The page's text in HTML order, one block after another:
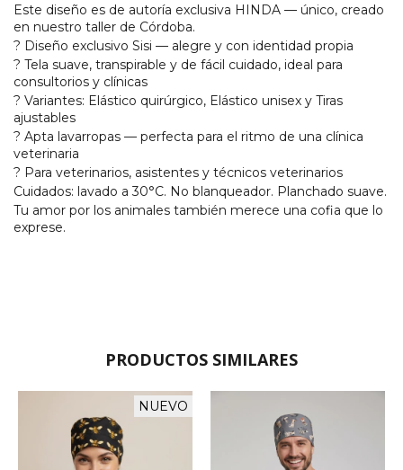
Este diseño es de autoría exclusiva HINDA — único, creado
en nuestro taller de Córdoba.
? Diseño exclusivo Sisi — alegre y con identidad propia
? Tela suave, transpirable y de fácil cuidado, ideal para
consultorios y clínicas
? Variantes: Elástico quirúrgico, Elástico unisex y Tiras
ajustables
? Apta lavarropas — perfecta para el ritmo de una clínica
veterinaria
? Para veterinarios, asistentes y técnicos veterinarios
Cuidados: lavado a 30°C. No blanqueador. Planchado suave.
Tu amor por los animales también merece una cofia que lo
exprese.
PRODUCTOS SIMILARES
NUEVO